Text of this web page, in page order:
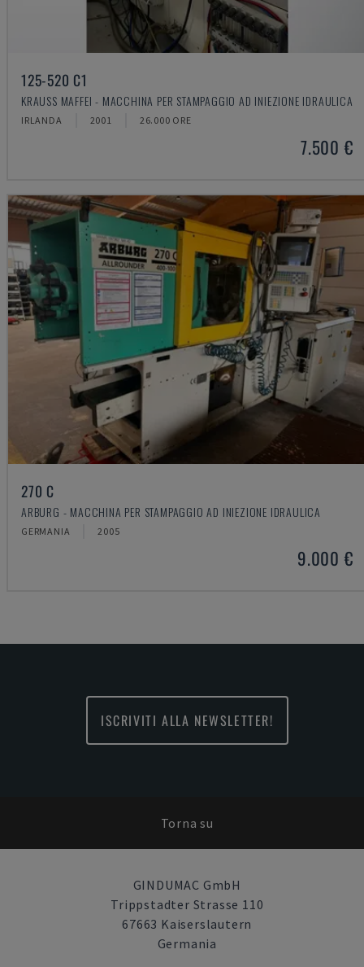
125-520 C1
KRAUSS MAFFEI - MACCHINA PER STAMPAGGIO AD INIEZIONE IDRAULICA
IRLANDA 2001 26.000 ORE
7.500 €
270 C
ARBURG - MACCHINA PER STAMPAGGIO AD INIEZIONE IDRAULICA
GERMANIA 2005
9.000 €
ISCRIVITI ALLA NEWSLETTER!
Torna su
GINDUMAC GmbH
Trippstadter Strasse 110
67663 Kaiserslautern
Germania